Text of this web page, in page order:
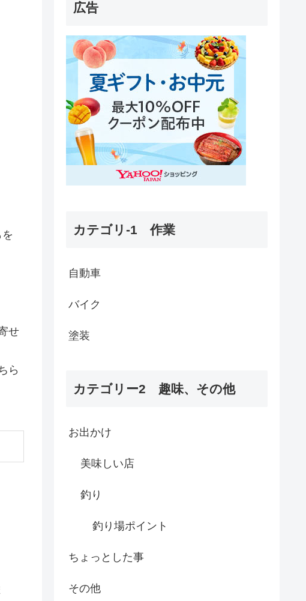
せ
ら
広告
カテゴリ-1 作業
自動車
バイク
塗装
カテゴリー2 趣味、その他
お出かけ
美味しい店
釣り
釣り場ポイント
ちょっとした事
その他